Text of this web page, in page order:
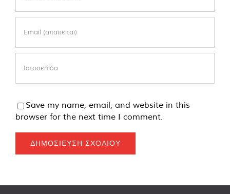
Save my name, email, and website in this
browser for the next time I comment.